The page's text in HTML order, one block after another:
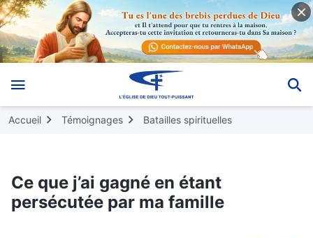
Accueil Témoignages Batailles spirituelles
Ce que j’ai gagné en étant
persécutée par ma famille